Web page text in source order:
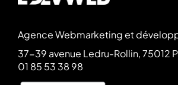
Agence Webmarketing et
37-39 avenue Ledru-Rollin, 75012
01 85 53 38 98